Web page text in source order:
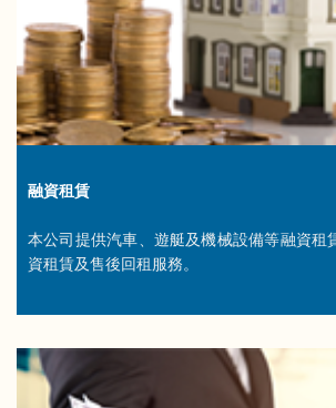
融資租賃
本公司提供汽車、遊艇及機械設備等融資租
資租賃及售後回租服務。